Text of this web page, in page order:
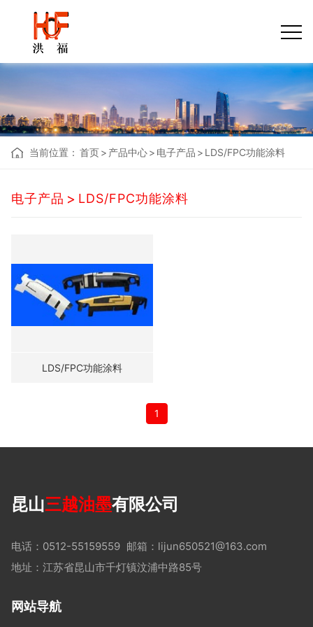
当前位置： 首页> 产品中心> 电子产品 > LDS/FPC功能涂料
电子产品 > LDS/FPC功能涂料
LDS/FPC功能涂料
1
昆山三越油墨有限公司
电话：0512-55159559 邮箱：lijun650521@163.com
地址：江苏省昆山市千灯镇汶浦中路85号
网站导航